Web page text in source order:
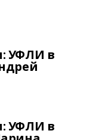
УФЛИ в
УФЛИ в